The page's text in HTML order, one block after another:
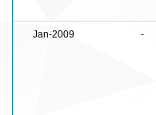
Jan-2009 -